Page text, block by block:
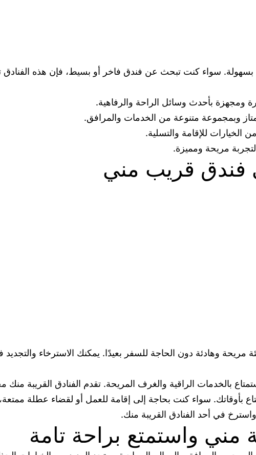
بسهولة. سواء كنت تبحث عن فندق فاخر أو بسيط، فإن هذه
وبمجموعة متنوعة من الخدمات والمرافق.
للإقامة والتسلية.
لتجربة مريحة ومميزة.
فندق قريب مني
مريحة وهادئة دون الحاجة للسفر بعيدًا. يمكنك الاسترخاء
بالخدمات الراقية والغرف المريحة. تقدم الفنادق القريبة
بأوقاتك. سواء كنت بحاجة إلى إقامة للعمل أو لقضاء عطلة ممتعة،
في أحد الفنادق القريبة منك.
مني واستمتع براحة تامة